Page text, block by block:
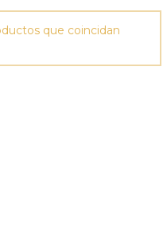
que coincidan